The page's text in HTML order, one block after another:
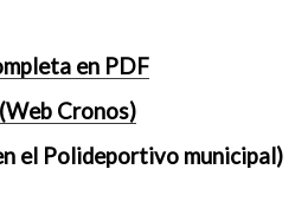
en PDF
Cronos)
el Polideportivo municipal)